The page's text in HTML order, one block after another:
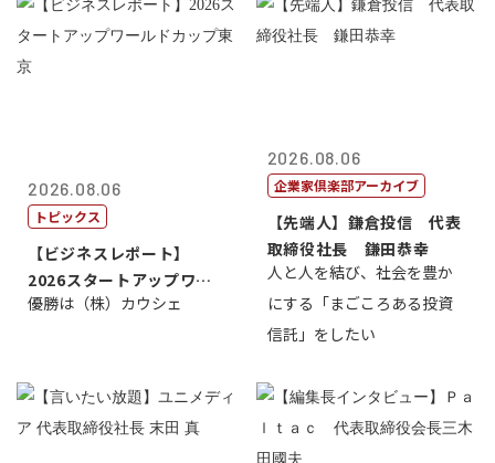
2026.08.06
トピックス
【ビジネスレポート】
2026スタートアップワー
ルドカップ東京
優勝は（株）カウシェ
2026.08.06
企業家倶楽部アーカイブ
【先端人】鎌倉投信 代表
取締役社長 鎌田恭幸
人と人を結び、社会を豊か
にする「まごころある投資
信託」をしたい